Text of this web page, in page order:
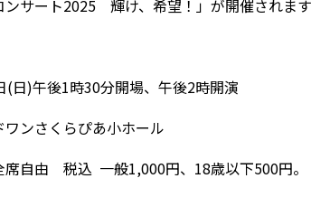
ンサート2025 輝け、希望！」が開催されます
(日)午後1時30分開場、午後2時開演
ンさくらぴあ小ホール
席自由 税込 一般1,000円、18歳以下500円。